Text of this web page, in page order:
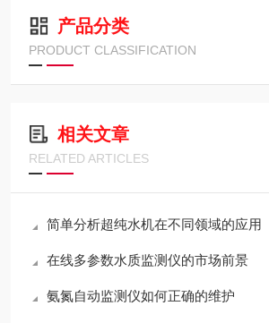
产品分类
PRODUCT CLASSIFICATION
相关文章
RELATED ARTICLES
简单分析超纯水机在不同领域的应用
在线多参数水质监测仪的市场前景
氨氮自动监测仪如何正确的维护